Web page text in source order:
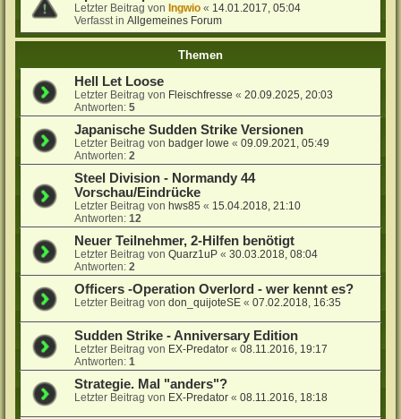
Letzter Beitrag von Ingwio « 14.01.2017, 05:04
Verfasst inAllgemeines Forum
Themen
Hell Let Loose
Letzter Beitrag von Fleischfresse «20.09.2025, 20:03
Antworten:5
Japanische Sudden Strike Versionen
Letzter Beitrag von badger lowe «09.09.2021, 05:49
Antworten:2
Steel Division - Normandy 44
Vorschau/Eindrücke
Letzter Beitrag von hws85 « 15.04.2018, 21:10
Antworten:12
Neuer Teilnehmer, 2-Hilfen benötigt
Letzter Beitrag vonQuarz1uP «30.03.2018, 08:04
Antworten:2
Officers -Operation Overlord - wer kennt es?
Letzter Beitrag vondon_quijoteSE «07.02.2018, 16:35
Sudden Strike - Anniversary Edition
Letzter Beitrag von EX-Predator «08.11.2016, 19:17
Antworten:1
Strategie. Mal "anders"?
Letzter Beitrag von EX-Predator «08.11.2016, 18:18